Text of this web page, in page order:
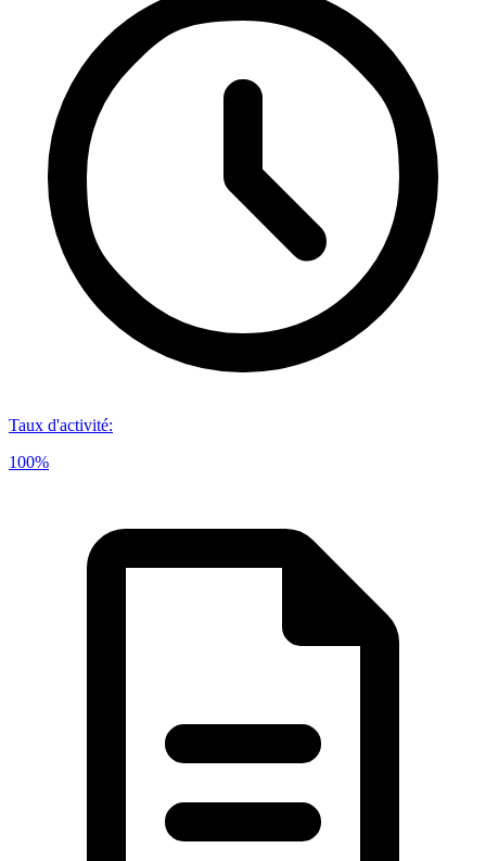
Taux d'activité:
100%